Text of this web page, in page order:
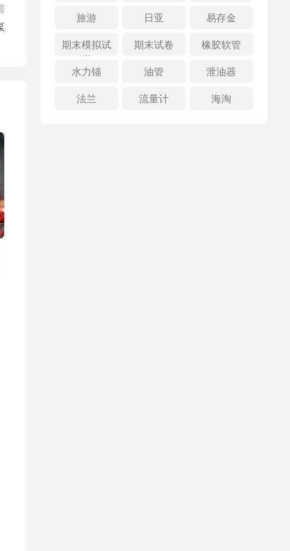
旅游
日亚
易存金
期末模拟试
卷
期末试卷
橡胶软管
水力锚
油管
泄油器
法兰
流量计 海淘